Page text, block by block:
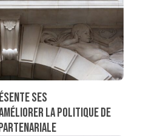
ses
la politique de